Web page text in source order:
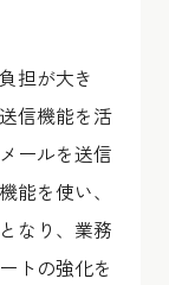
担が大き
信機能を活
ールを送信
能を使い、
なり、業務
トの強化を